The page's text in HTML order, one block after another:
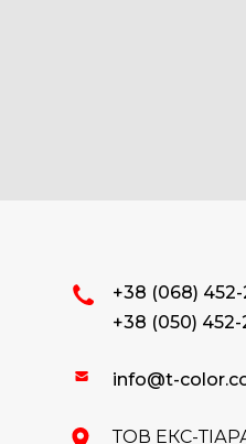
+38 (068)
+38 (050)
info@t-
ТОВ ЕКС-